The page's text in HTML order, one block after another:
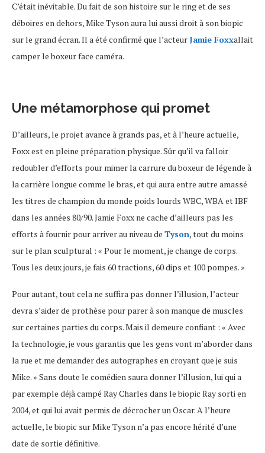
C’était inévitable. Du fait de son histoire sur le ring et de ses
déboires en dehors, Mike Tyson aura lui aussi droit à son biopic
sur le grand écran. Il a été confirmé que l’acteur Jamie Foxxallait
camper le boxeur face caméra.
Une métamorphose qui promet
D’ailleurs, le projet avance à grands pas, et à l’heure actuelle,
Foxx est en pleine préparation physique. Sûr qu’il va falloir
redoubler d’efforts pour mimer la carrure du boxeur de légende à
la carrière longue comme le bras, et qui aura entre autre amassé
les titres de champion du monde poids lourds WBC, WBA et IBF
dans les années 80/90. Jamie Foxx ne cache d’ailleurs pas les
efforts à fournir pour arriver au niveau de Tyson, tout du moins
sur le plan sculptural : « Pour le moment, je change de corps.
Tous les deux jours, je fais 60 tractions, 60 dips et 100 pompes. »
Pour autant, tout cela ne suffira pas donner l’illusion, l’acteur
devra s’aider de prothèse pour parer à son manque de muscles
sur certaines parties du corps. Mais il demeure confiant : « Avec
la technologie, je vous garantis que les gens vont m’aborder dans
la rue et me demander des autographes en croyant que je suis
Mike. » Sans doute le comédien saura donner l’illusion, lui qui a
par exemple déjà campé Ray Charles dans le biopic Ray sorti en
2004, et qui lui avait permis de décrocher un Oscar. A l’heure
actuelle, le biopic sur Mike Tyson n’a pas encore hérité d’une
date de sortie définitive.